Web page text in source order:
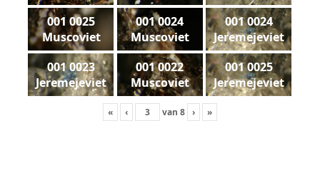
001 0025
Muscoviet
001 0024
Muscoviet
001 0024
Jeremejeviet
001 0023
Jeremejeviet
001 0022
Muscoviet
001 0025
Jeremejeviet
« ‹ van 8 › »